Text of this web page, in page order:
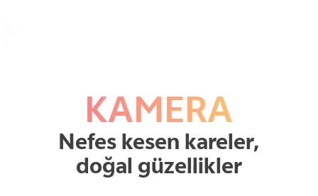
KAMERA
Nefes kesen kareler,
doğal güzellikler